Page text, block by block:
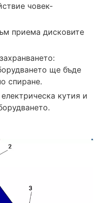
човек-
приема дисковите
ще бъде
спиране.
кутия и